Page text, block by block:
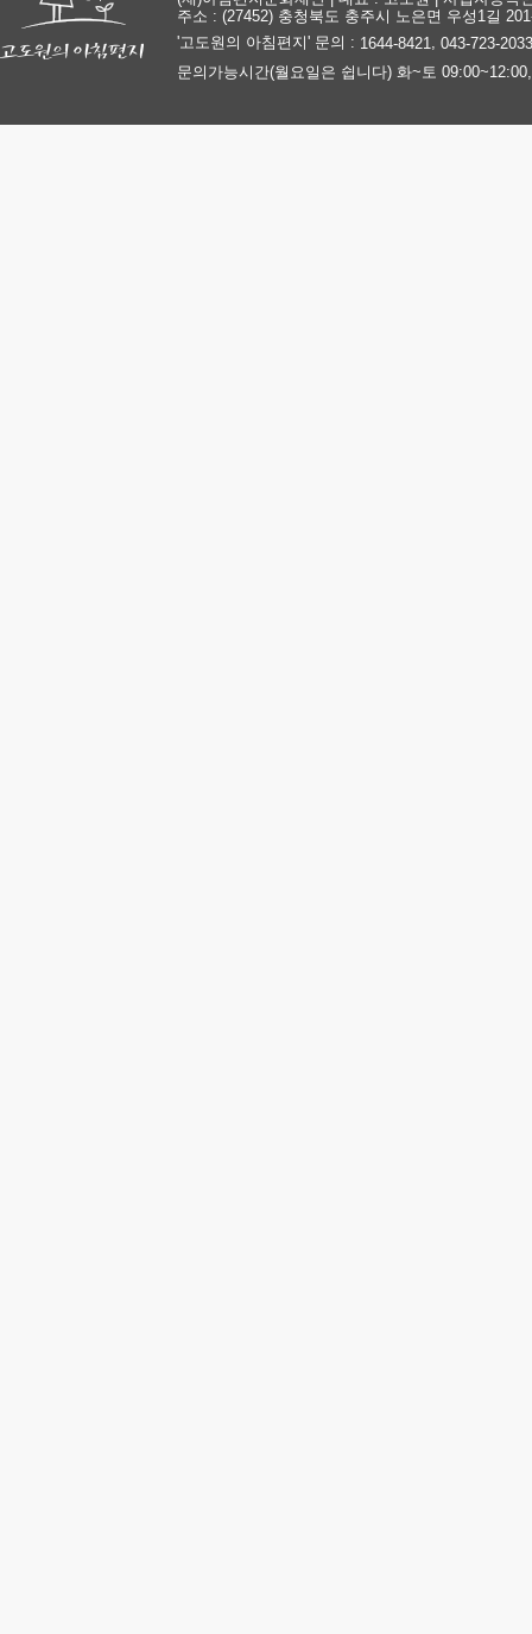
주소 : (27452) 충청북도 충주시 노은면 우성1길
'고도원의 아침편지' 문의 : 1644-8421 , 043-723-2033
문의가능시간(월요일은 쉽니다) 화~토